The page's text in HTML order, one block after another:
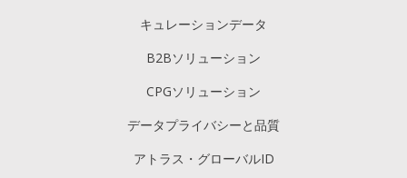
キュレーションデータ
B2Bソリューション
CPGソリューション
データプライバシーと品質
アトラス・グローバルID